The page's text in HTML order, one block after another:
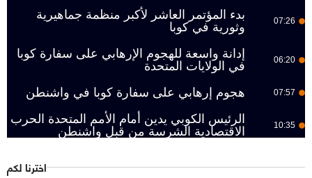
07:26
بدء المؤتمر العاشر لأكبر منظمة جماهيرية
وثورية في كوبا
06:20
إدانة واسعة للهجوم الإرهابي على سفارة كوبا
في الولايات المتحدة
07:57 هجوم إرهابي على سفارة كوبا في واشنطن
10:35
الرئيس الكوبي يدين أمام الأمم المتحدة الحرب
الاقتصادية الشرسة من قبل واشنطن
اخترنا لكم